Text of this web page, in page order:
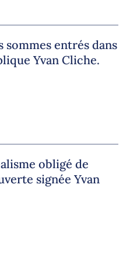
entrés dans
Yvan Cliche.
obligé de
signée Yvan